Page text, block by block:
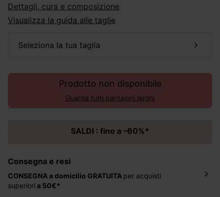
dettagli, cura e composizione
Visualizza la guida alle taglie
seleziona la tua taglia
Prodotto non disponibile
Guarda tutti pantaloni larghi
SALDI : fino a –60%*
Consegna e resi
CONSEGNA a domicilio GRATUITA per acquisti
superiori a 50€*